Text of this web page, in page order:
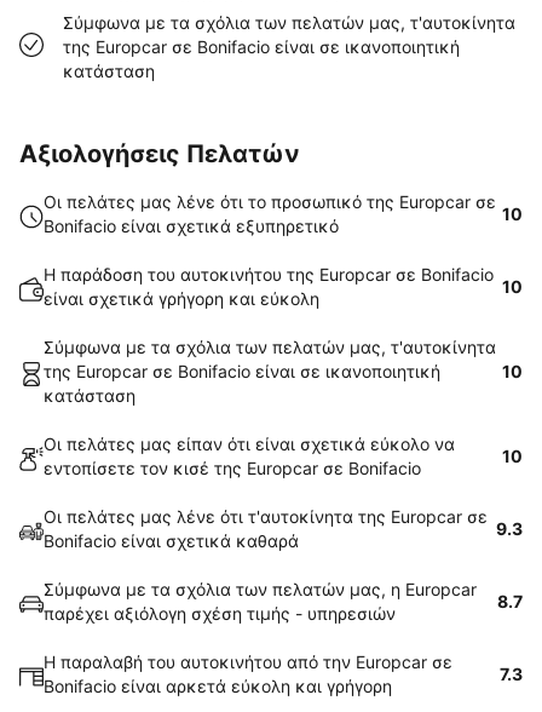
Σύμφωνα με τα σχόλια των πελατών μας, τ'αυτοκίνητα
της Europcar σε Bonifacio είναι σε ικανοποιητική
κατάσταση
Αξιολογήσεις Πελατών
Οι πελάτες μας λένε ότι το προσωπικό της Europcar σε
Bonifacio είναι σχετικά εξυπηρετικό
10
Η παράδοση του αυτοκινήτου της Europcar σε Bonifacio
είναι σχετικά γρήγορη και εύκολη
10
Σύμφωνα με τα σχόλια των πελατών μας, τ'αυτοκίνητα
της Europcar σε Bonifacio είναι σε ικανοποιητική
κατάσταση
10
Οι πελάτες μας είπαν ότι είναι σχετικά εύκολο να
εντοπίσετε τον κισέ της Europcar σε Bonifacio
10
Οι πελάτες μας λένε ότι τ'αυτοκίνητα της Europcar σε
Bonifacio είναι σχετικά καθαρά
9.3
Σύμφωνα με τα σχόλια των πελατών μας, η Europcar
παρέχει αξιόλογη σχέση τιμής - υπηρεσιών
8.7
Η παραλαβή του αυτοκινήτου από την Europcar σε
Bonifacio είναι αρκετά εύκολη και γρήγορη
7.3